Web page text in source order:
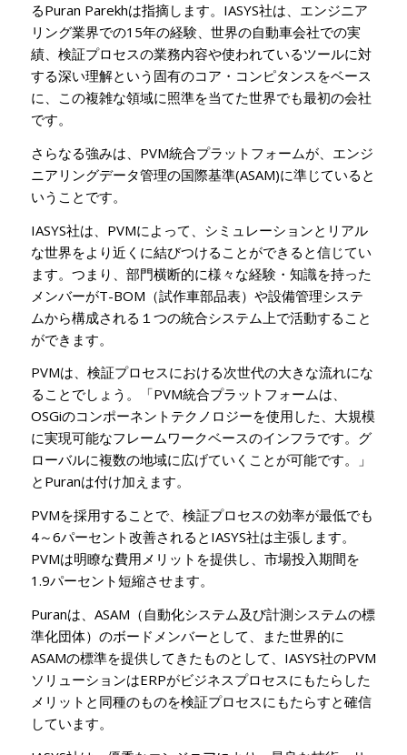
るPuran Parekhは指摘します。IASYS社は、エンジニア
リング業界での15年の経験、世界の自動車会社での実
績、検証プロセスの業務内容や使われているツールに対
する深い理解という固有のコア・コンピタンスをベース
に、この複雑な領域に照準を当てた世界でも最初の会社
です。
さらなる強みは、PVM統合プラットフォームが、エンジ
ニアリングデータ管理の国際基準(ASAM)に準じていると
いうことです。
IASYS社は、PVMによって、シミュレーションとリアル
な世界をより近くに結びつけることができると信じてい
ます。つまり、部門横断的に様々な経験・知識を持った
メンバーがT-BOM（試作車部品表）や設備管理システ
ムから構成される１つの統合システム上で活動すること
ができます。
PVMは、検証プロセスにおける次世代の大きな流れにな
ることでしょう。「PVM統合プラットフォームは、
OSGiのコンポーネントテクノロジーを使用した、大規模
に実現可能なフレームワークベースのインフラです。グ
ローバルに複数の地域に広げていくことが可能です。」
とPuranは付け加えます。
PVMを採用することで、検証プロセスの効率が最低でも
4～6パーセント改善されるとIASYS社は主張します。
PVMは明瞭な費用メリットを提供し、市場投入期間を
1.9パーセント短縮させます。
Puranは、ASAM（自動化システム及び計測システムの標
準化団体）のボードメンバーとして、また世界的に
ASAMの標準を提供してきたものとして、IASYS社のPVM
ソリューションはERPがビジネスプロセスにもたらした
メリットと同種のものを検証プロセスにもたらすと確信
しています。